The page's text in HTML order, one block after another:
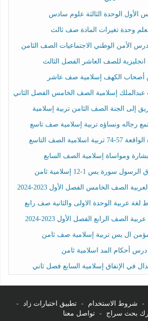
الأول الوحدة الثالثة علوم سادس
وحدة تغيرات المادة صف ثالث
الأمن الوطني الاجتماعيات الصف الثامن
انجليزية للصف العاشر الفصل الثالث
الكهف إسلامية صف عاشر
إسلامية الصف الخامس الفصل الثاني
إلى الجنة الصف الثامن تربية إسلامية
رجاله ونساؤه تربية إسلامية صف تاسع
الصف التاسع
ومواساة إسلامية الصف السابع
سورة يس 1-12 إسلامية ثامن
الصف الخامس الفصل الأول 2023-2024
لغة عربية الوحدة الاولى والثانية صف رابع
الصف الرابع الفصل الأول 2023-2024
ال يس تربية إسلامية صف ثامن
أحكام المد اسلامية ثامن
في الإنفاق إسلامية السابع فصل ثاني
- شروط الاستخدام - تطبيق اختبارات زاد
-
بحث سراج
- تواصل معنا